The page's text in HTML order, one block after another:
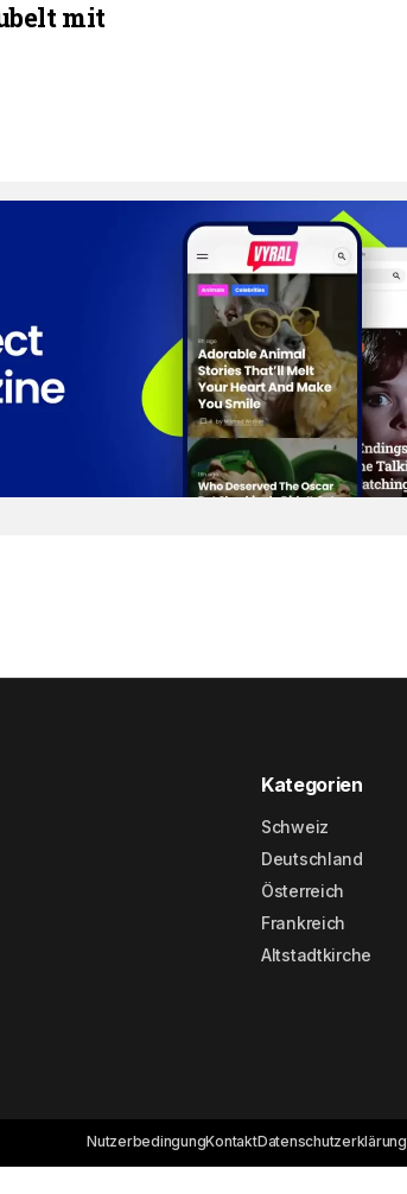
mit
Kategorien
Schweiz
Deutschland
Österreich
Frankreich
Altstadtkirche
NutzerbedingungKontaktDatenschutzerklärung